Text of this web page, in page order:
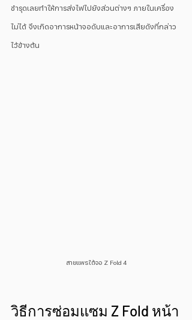
ชำรุดเลยทำให้การส่งไฟไปยังส่วนต่างๆ ภายในเครื่อง
ไม่ได้ จึงเกิดอาการหน้าจอดับและอาการเสียดังที่กล่าว
ไว้ข้างต้น
สายแพรใต้จอ Z Fold 4
วิธีการซ่อมแซม Z Fold หน้า